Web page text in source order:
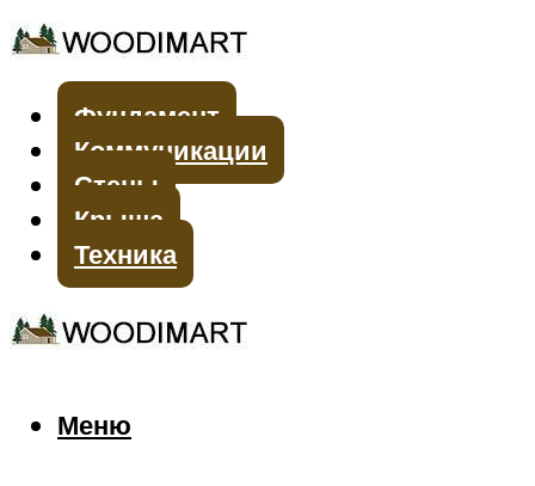
Фундамент
Коммуникации
Стены
Крыша
Техника
Меню
Меню